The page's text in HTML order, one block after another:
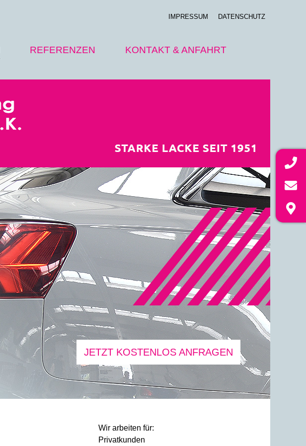
IMPRESSUM DATENSCHUTZ
REFERENZEN KONTAKT & ANFAHRT
JETZT KOSTENLOS ANFRAGEN
Wir arbeiten für:
Privatkunden